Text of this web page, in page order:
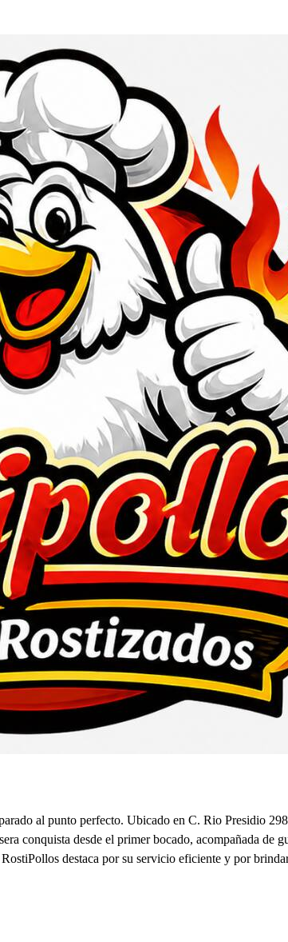
al punto perfecto. Ubicado en C. Rio Presidio
conquista desde el primer bocado, acompañada de
destaca por su servicio eficiente y por